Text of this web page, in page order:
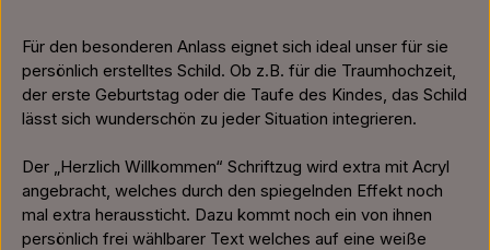
Für den besonderen Anlass eignet sich ideal unser für sie
persönlich erstelltes Schild. Ob z.B. für die Traumhochzeit,
der erste Geburtstag oder die Taufe des Kindes, das Schild
lässt sich wunderschön zu jeder Situation integrieren.
Der „Herzlich Willkommen“ Schriftzug wird extra mit Acryl
angebracht, welches durch den spiegelnden Effekt noch
mal extra heraussticht. Dazu kommt noch ein von ihnen
persönlich frei wählbarer Text welches auf eine weiße